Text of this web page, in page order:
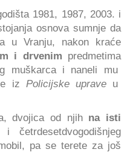
1981, 1987, 2003. i
osnova sumnje da
u Vranju, nakon kraće
i drvenim predmetima
muškarca i naneli mu
iz Policijske uprave u
dvojica od njih na isti
i četrdesetdvogodišnjeg
pa se terete za još